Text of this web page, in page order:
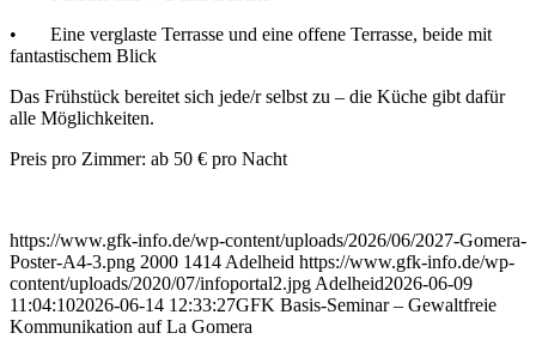
• Eine verglaste Terrasse und eine offene Terrasse, beide mit
fantastischem Blick
Das Frühstück bereitet sich jede/r selbst zu – die Küche gibt dafür
alle Möglichkeiten.
Preis pro Zimmer: ab 50 € pro Nacht
https://www.gfk-info.de/wp-content/uploads/2026/06/2027-Gomera-
Poster-A4-3.png 2000 1414Adelheid https://www.gfk-info.de/wp-
content/uploads/2020/07/infoportal2.jpgAdelheid2026-06-09
11:04:102026-06-14 12:33:27GFK Basis-Seminar – Gewaltfreie
Kommunikation auf La Gomera